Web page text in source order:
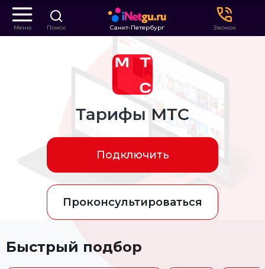
Меню Поиск Санкт-Петербург Звонок
Тарифы МТС
Подключить
Проконсультироваться
Быстрый подбор